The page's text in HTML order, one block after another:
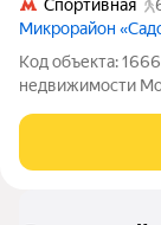
Спортивная
Микрорайон
Код объекта:
недвижимости
свободы.